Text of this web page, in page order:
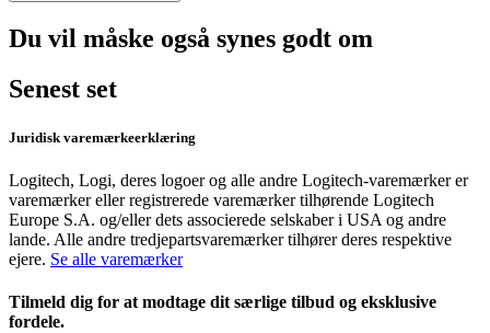
Du vil måske også synes godt om
Senest set
Juridisk varemærkeerklæring
Logitech, Logi, deres logoer og alle andre Logitech-varemærker er
varemærker eller registrerede varemærker tilhørende Logitech
Europe S.A. og/eller dets associerede selskaber i USA og andre
lande. Alle andre tredjepartsvaremærker tilhører deres respektive
ejere. Se alle varemærker
Tilmeld dig for at modtage dit særlige tilbud og eksklusive
fordele.